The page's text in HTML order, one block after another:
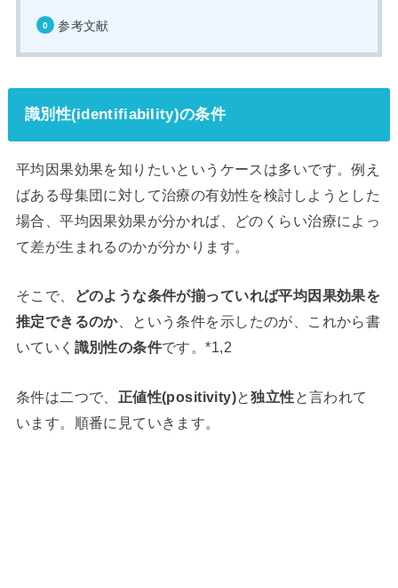
参考文献
識別性(identifiability)の条件
平均因果効果を知りたいというケースは多いです。例え
ばある母集団に対して治療の有効性を検討しようとした
場合、平均因果効果が分かれば、どのくらい治療によっ
て差が生まれるのかが分かります。
そこで、
どのような条件が揃っていれば平均因果効果を
推定できるのか、という条件を示したのが、これから書
いていく 識別性の条件です。*1,2
条件は二つで、 正値性(positivity)と独立性 と言われて
います。順番に見ていきます。